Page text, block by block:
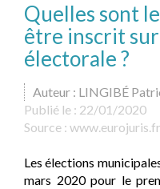
Quelles sont
être inscrit
électorale ?
Auteur : LINGIBÉ
Publié le : 22/01/2020
Source : www.eurojuris.fr
Les élections
mars 2020 pour le